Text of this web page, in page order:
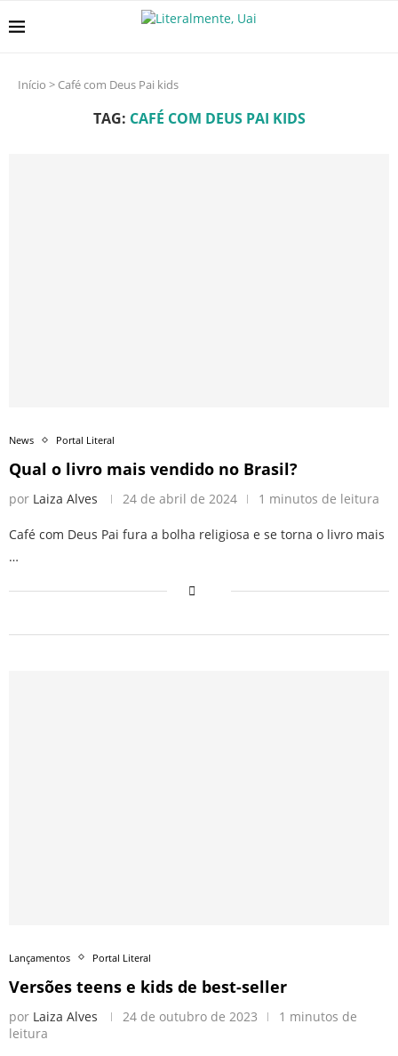
Início > Café com Deus Pai kids
TAG: CAFÉ COM DEUS PAI KIDS
News Portal Literal
Qual o livro mais vendido no Brasil?
por Laiza Alves 24 de abril de 2024 1 minutos de leitura
Café com Deus Pai fura a bolha religiosa e se torna o livro mais
…
Lançamentos Portal Literal
Versões teens e kids de best-seller
por Laiza Alves 24 de outubro de 2023
1 minutos de
leitura